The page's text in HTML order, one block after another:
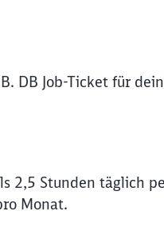
DB Job-Ticket für
2,5 Stunden täglich
Monat.